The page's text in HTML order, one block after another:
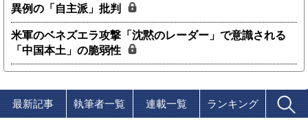
異例の「自主派」批判
米軍のベネズエラ攻撃「沈黙のレーダー」で意識される
「中国本土」の脆弱性
最新記事 執筆者一覧 連載一覧 ランキング